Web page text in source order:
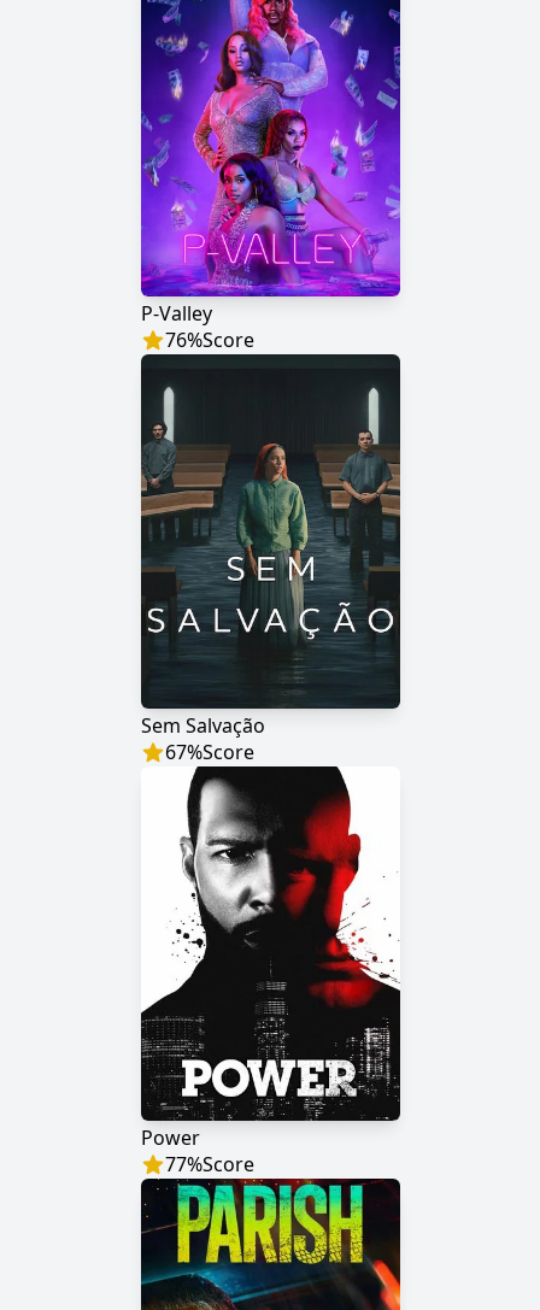
P-Valley
76%Score
Sem Salvação
67%Score
Power
77%Score